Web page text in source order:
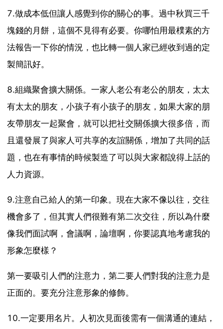
7.做成本低但讓人感覺到你的關心的事。過中秋買三千
塊錢的月餅，這個不見得有必要。你哪怕用最樸素的方
法報告一下你的情況，也比轉一個人家已經收到過的定
製簡訊好。
8.組織聚會擴大關係。一家人老公有老公的朋友，太太
有太太的朋友，小孩子有小孩子的朋友，如果大家的朋
友帶朋友一起聚會，就可以把社交關係擴大很多倍，而
且還發展了與家人可共享的友誼關係，增加了共同的話
題，也在有事情的時候製造了可以與大家都說得上話的
人力資源。
9.注意自己給人的第一印象。現在大家不像以往，交往
機會多了，但其實人們很難有第二次交往，所以為什麼
像我們面試啊，會議啊，論壇啊，你要認真地考慮我的
形象怎麼樣？
第一要吸引人們的注意力，第二要人們對我的注意力是
正面的。要充分注意形象的修飾。
10.一定要用名片。人初次見面後需有一個溝通的連結，